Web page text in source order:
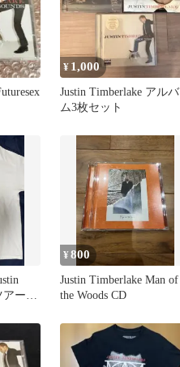
¥ 1,000
Justin Timberlake アルバ
ム3枚セット
ーT
¥800
Justin Timberlake Man of
the Woods CD